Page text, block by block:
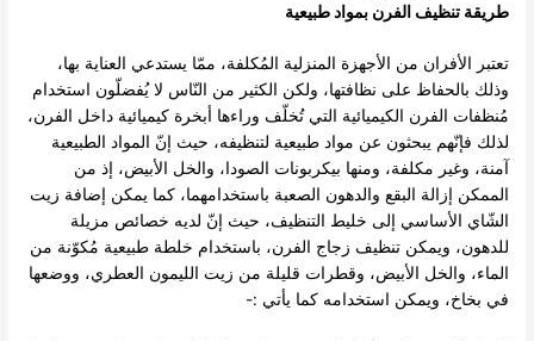
طريقة تنظيف الفرن بمواد طبيعية
تعتبر الأفران من الأجهزة المنزلية المُكلفة، ممّا يستدعي العناية بها،
وذلك بالحفاظ على نظافتها، ولكن الكثير من النّاس لا يُفضلّون استخدام
مُنظفات الفرن الكيميائية التي تُخلّف وراءها أبخرة كيميائية داخل الفرن،
لذلك فإنّهم يبحثون عن مواد طبيعية لتنظيفه، حيث إنّ المواد الطبيعية
آمنة، وغير مكلفة، ومنها بيكربونات الصودا، والخل الأبيض، إذ من
الممكن إزالة البقع والدهون الصعبة باستخدامهما، كما يمكن إضافة زيت
الشّاي الأساسي إلى خليط التنظيف، حيث إنّ لديه خصائص مزيلة
للدهون، ويمكن تنظيف زجاج الفرن، باستخدام خلطة طبيعية مُكوّنة من
الماء، والخل الأبيض، وقطرات قليلة من زيت الليمون العطري، ووضعها
في بخاخ، ويمكن استخدامه كما يأتي :-